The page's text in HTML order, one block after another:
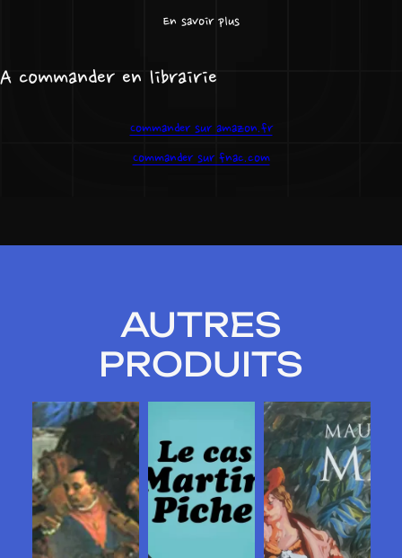
En savoir plus
A commander en librairie
Commander sur amazon.fr
Commander sur fnac.com
AUTRES
PRODUITS